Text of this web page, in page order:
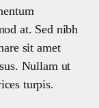
at. Sed nibh
sit amet
Nullam ut
turpis.